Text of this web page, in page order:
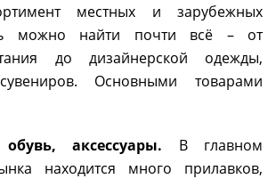
местных и зарубежных
можно найти почти всё – от
до дизайнерской одежды,
Основными товарами
аксессуары. В главном
находится много прилавков,